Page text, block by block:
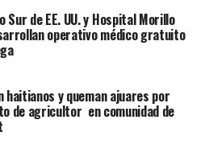
Sur de EE. UU. y Hospital Morillo
operativo médico gratuito
haitianos y queman ajuares por
de agricultor en comunidad de